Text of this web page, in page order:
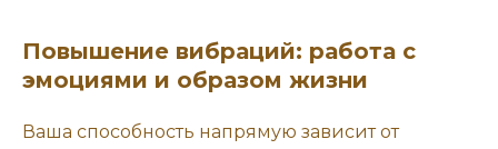
Повышение вибраций: работа с
эмоциями и образом жизни
Ваша способность напрямую зависит от